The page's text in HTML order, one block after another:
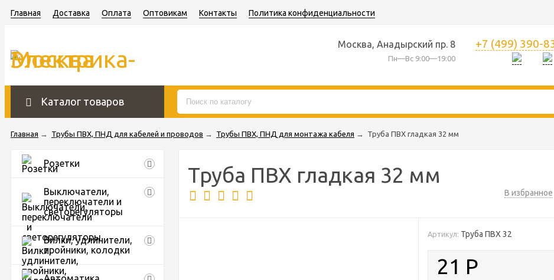
Главная Доставка Оплата Оптовикам Контакты Политика конфиденциальности
Москва, Анадырский пр. 8
Пн—Вс 9:00—19:00
+7 (499) 390-
Каталог товаров
Главная → Трубы ПВХ, ПНД для кабелей и проводов → Трубы ПВХ, ПНД для монтажа кабеля → Труба ПВХ гладкая 32 мм
Розетки
Выключатели,
переключатели и
светорегуляторы
Вилки, удлинители,
тройники, колодки
Труба ПВХ гладкая 32 мм
В избранное
Артикул: Труба ПВХ 32
21 Р